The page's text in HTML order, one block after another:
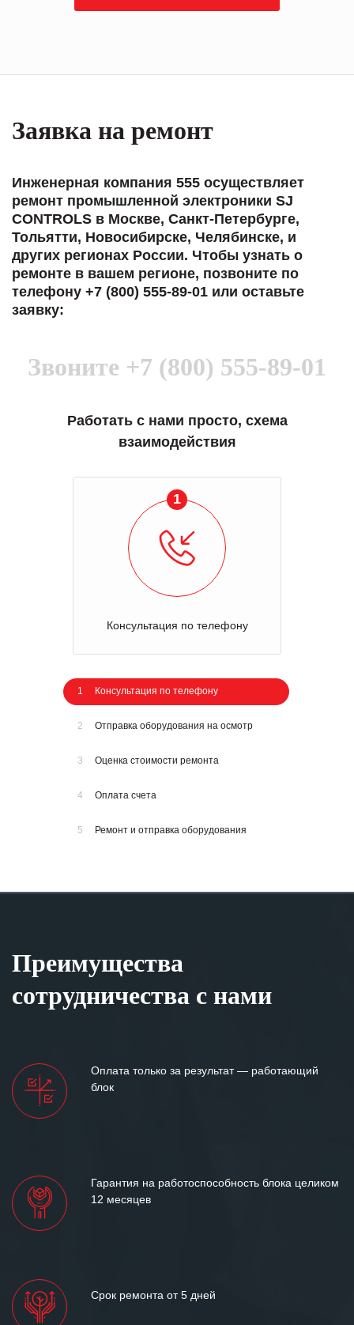
Заявка на ремонт
Инженерная компания 555 осуществляет
ремонт промышленной электроники SJ
CONTROLS в Москве, Санкт-Петербурге,
Тольятти, Новосибирске, Челябинске, и
других регионах России. Чтобы узнать о
ремонте в вашем регионе, позвоните по
телефону +7 (800) 555-89-01 или оставьте
заявку:
Звоните +7 (800) 555-89-01
Работать с нами просто, схема
взаимодействия
1
Консультация по телефону
1 Консультация по телефону
2 Отправка оборудования на осмотр
3 Оценка стоимости ремонта
4 Оплата счета
5 Ремонт и отправка оборудования
Преимущества
сотрудничества с нами
Оплата только за результат — работающий
блок
Гарантия на работоспособность блока целиком
12 месяцев
Срок ремонта от 5 дней